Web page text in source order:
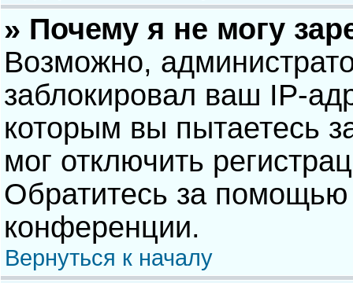
» Почему я не могу
Возможно,
заблокировал ваш IP-
которым вы пытаетесь
мог отключить
Обратитесь за помощью
конференции.
Вернуться к началу